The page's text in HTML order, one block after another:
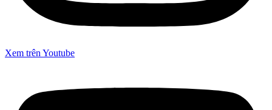
Xem trên Youtube